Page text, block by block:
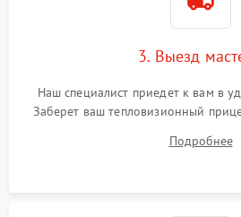
3. Выезд
Наш специалист приедет к вам в
Заберет ваш тепловизионный
Подробнее